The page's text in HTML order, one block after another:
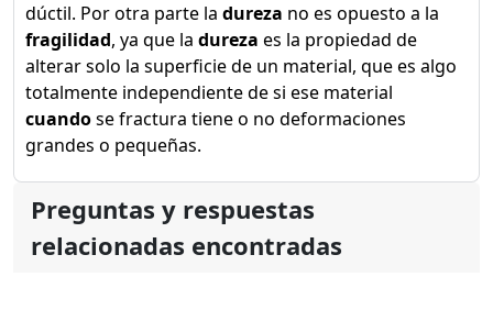
dúctil. Por otra parte la dureza no es opuesto a la
fragilidad, ya que la dureza es la propiedad de
alterar solo la superficie de un material, que es algo
totalmente independiente de si ese material
cuandose fractura tiene o no deformaciones
grandes o pequeñas.
Preguntas y respuestas
relacionadas encontradas